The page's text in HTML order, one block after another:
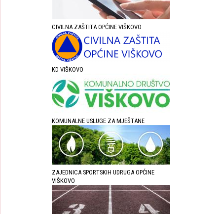
CIVILNA ZAŠTITA OPĆINE VIŠKOVO
KD VIŠKOVO
KOMUNALNE USLUGE ZA MJEŠTANE
ZAJEDNICA SPORTSKIH UDRUGA OPĆINE
VIŠKOVO